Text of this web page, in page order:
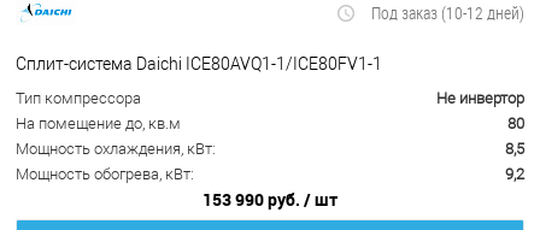
Под заказ (10-12 дней)
Сплит-система Daichi ICE80AVQ1-1/ICE80FV1-1
Тип компрессора
Не инвертор
На помещение до, кв.м
80
Мощность охлаждения, кВт:
8,5
Мощность обогрева, кВт:
9,2
153 990 руб. / шт